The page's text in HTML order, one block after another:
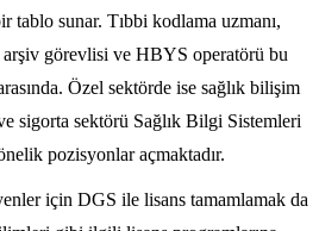
tablo sunar. Tıbbi kodlama uzmanı,
arşiv görevlisi ve HBYS operatörü bu
Özel sektörde ise sağlık bilişim
sigorta sektörü Sağlık Bilgi Sistemleri
pozisyonlar açmaktadır.
için DGS ile lisans tamamlamak da